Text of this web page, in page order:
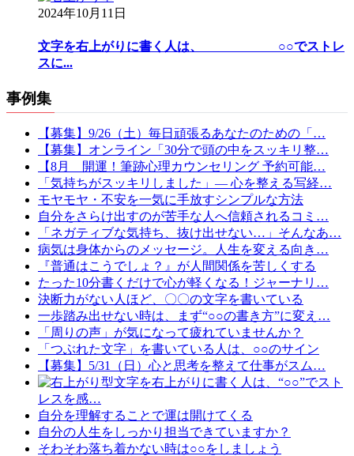
2024年10月11日
文字を右上がりに書く人は、 ○○でストレ
スに...
事例集
【募集】9/26（土）毎日頑張るあなたのための「…
【募集】オンライン「30分で頭の中をスッキリ整…
【8月 開運！筆跡心理カウンセリング 予約可能…
「気持ちがスッキリしました」— 心を整える写経…
モヤモヤ・不安を一気に手放すシンプルな方法
自分をさらけ出すのが苦手な人へ信頼されるコミ…
「ネガティブな気持ち、抜け出せない…」そんなあ…
病気は身体からのメッセージ。人生を変える向き…
『普通はこうでしょ？』が人間関係を苦しくする
たった10分書くだけで心が軽くなる！ジャーナリ…
決断力がない人ほど、〇〇の文字を書いている
一歩踏み出せない時は、まず“○○の書き方”に変え…
「周りの声」が気になって疲れていませんか？
「つぶれた文字」を書いている人は、○○のサイン
【募集】5/31（日）心と思考を整えて仕事がスム…
文字を右上がりに書く人は、“○○”でスト
レスを感…
自分を理解することで運は開けてくる
自分の人生をしっかり担当できていますか？
そわそわ落ち着かない時は○○をしましょう